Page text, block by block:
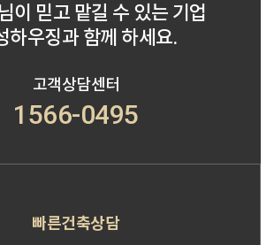
이 믿고 맡길 수 있는 기업
하우징과 함께 하세요.
고객상담센터
1566-0495
빠른건축상담